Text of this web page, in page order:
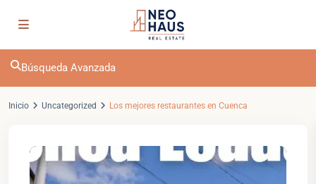
Búsqueda Avanzada
Inicio Uncategorized Los mejores restaurantes en Cuenca